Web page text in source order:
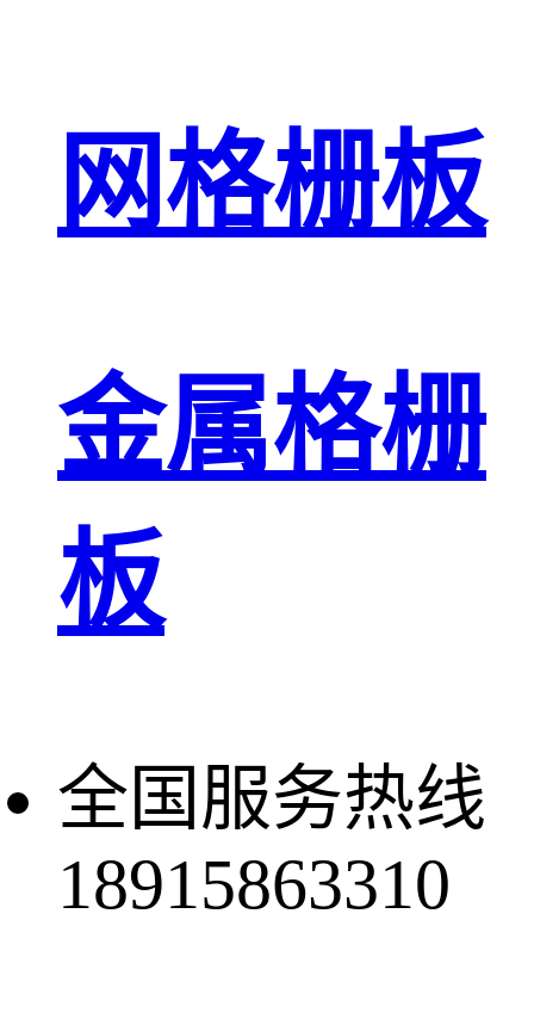
网格栅板
金属格栅
板
全国服务热线
18915863310